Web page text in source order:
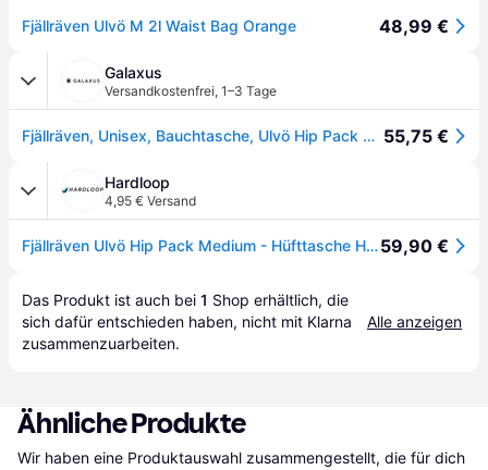
Fjällräven Ulvö M 2l Waist Bag Orange 48,99 €
Galaxus
Versandkostenfrei, 1–3 Tage
Fjällräven, Unisex, Bauchtasche, Ulvö Hip Pack Medium, Orange 55,75 €
Hardloop
4,95 € Versand
Fjällräven Ulvö Hip Pack Medium - Hüfttasche Hokkaido Orange 2 L59,90 €
Das Produkt ist auch bei 1 Shop erhältlich, die
sich dafür entschieden haben, nicht mit Klarna
zusammenzuarbeiten.
Alle anzeigen
Ähnliche Produkte
Wir haben eine Produktauswahl zusammengestellt, die für dich